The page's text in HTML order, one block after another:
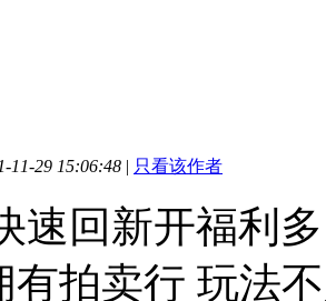
11-29 15:06:48 | 只看该作者
速回新开福利
有拍卖行 玩法